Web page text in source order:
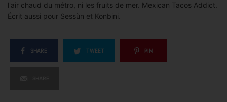
l'air chaud du métro, ni les fruits de mer. Mexican Tacos Addict.
Écrit aussi pour Sessùn et Konbini.
SHARE TWEET PIN